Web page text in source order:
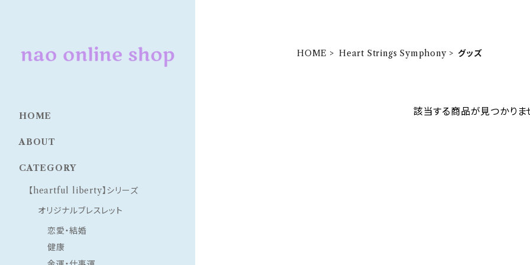
HOME Heart Strings Symphony グッズ
該当する商品が見つかりま
HOME
ABOUT
CATEGORY
【heartful liberty】シリーズ
オリジナルブレスレット
恋愛・結婚
健康